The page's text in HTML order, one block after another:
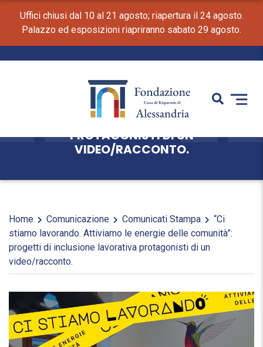
Uffici chiusi dal 10 al 21 agosto; riapertura il 24 agosto.
Palazzo ed esposizioni riapriranno sabato 29 agosto.
“CI STIAMO LAVORANDO. ATTIVIAMO LE
ENERGIE DELLE COMUNITÀ”: PROGETTI DI
INCLUSIONE LAVORATIVA
PROTAGONISTI DI UN
VIDEO/RACCONTO.
Home Comunicazione Comunicati Stampa
“Ci
stiamo lavorando. Attiviamo le energie delle comunità”:
progetti di inclusione lavorativa protagonisti di un
video/racconto.